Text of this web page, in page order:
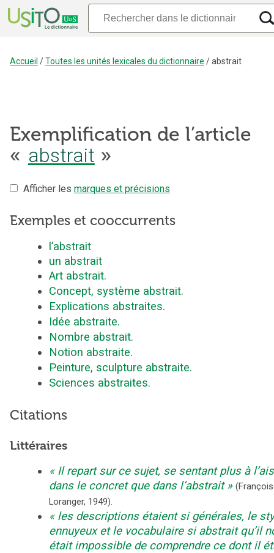
Accueil /Toutes les unités lexicales du dictionnaire /abstrait
Exemplification de l’article
« abstrait »
Afficher les marques et précisions
Exemples et cooccurrents
l’abstrait
un abstrait
Art abstrait.
Concept, système abstrait.
Explications abstraites.
Idée abstraite.
Nombre abstrait.
Notion abstraite.
Peinture, sculpture abstraite.
Sciences abstraites.
Citations
Littéraires
Il repart sur ce sujet, se sentant plus à
dans le concret que dans l’abstrait
(
Loranger, 1949).
les descriptions étaient si générales, le
ennuyeux et le vocabulaire si abstrait qu’il
était impossible de comprendre ce dont il